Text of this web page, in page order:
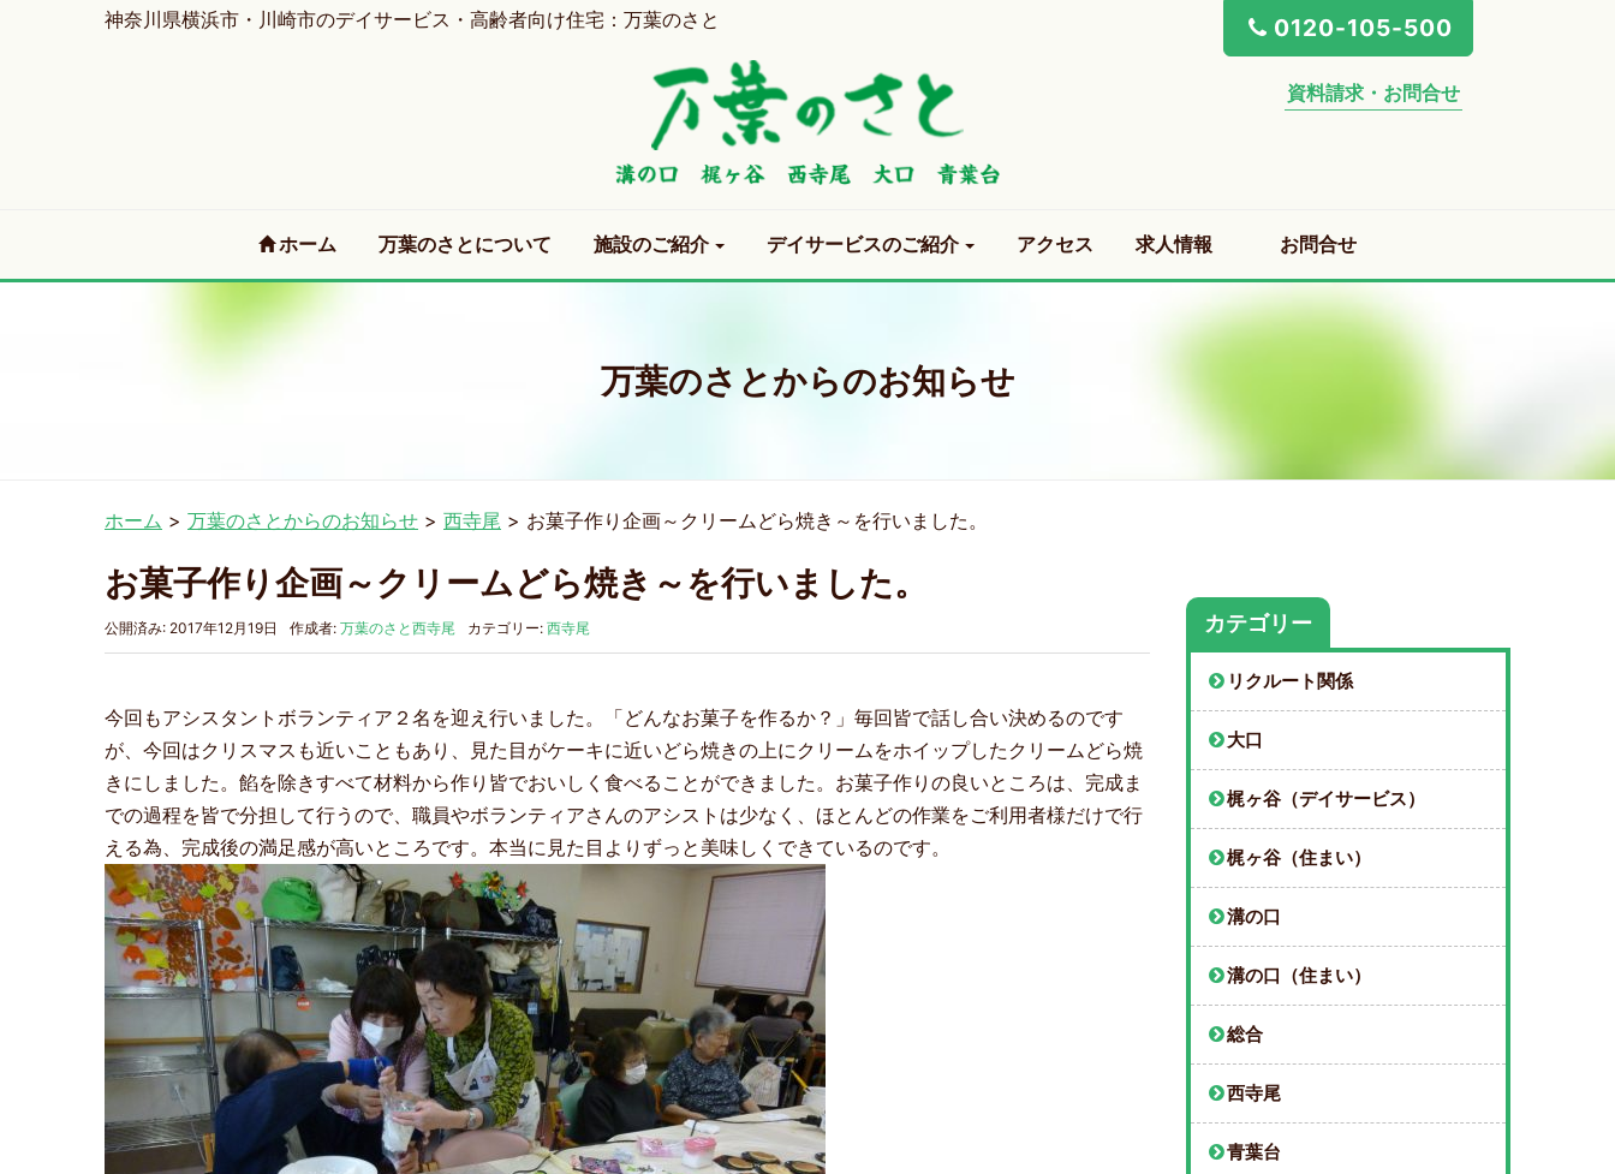
神奈川県横浜市・川崎市のデイサービス・高齢者向け住宅：万葉のさと 0120-105-500
資料請求・お問合せ
ホーム (current)
万葉のさとについて 施設のご紹介 デイサービスのご紹介 アクセス 求人情報 お問合せ
万葉のさとからのお知らせ
ホーム > 万葉のさとからのお知らせ > 西寺尾 > お菓子作り企画～クリームどら焼き～を行いました。
お菓子作り企画～クリームどら焼き～を行いました。
公開済み: 2017年12月19日 作成者: 万葉のさと西寺尾 カテゴリー: 西寺尾
今回もアシスタントボランティア２名を迎え行いました。「どんなお菓子を作るか？」毎回皆で話し合い決めるのです
が、今回はクリスマスも近いこともあり、見た目がケーキに近いどら焼きの上にクリームをホイップしたクリームどら焼
きにしました。餡を除きすべて材料から作り皆でおいしく食べることができました。お菓子作りの良いところは、完成ま
での過程を皆で分担して行うので、職員やボランティアさんのアシストは少なく、ほとんどの作業をご利用者様だけで行
える為、完成後の満足感が高いところです。本当に見た目よりずっと美味しくできているのです。
カテゴリー
リクルート関係
大口
梶ヶ谷（デイサービス）
梶ヶ谷（住まい）
溝の口
溝の口（住まい）
総合
西寺尾
青葉台